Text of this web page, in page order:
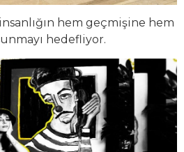
hem geçmişine hem
hedefliyor.